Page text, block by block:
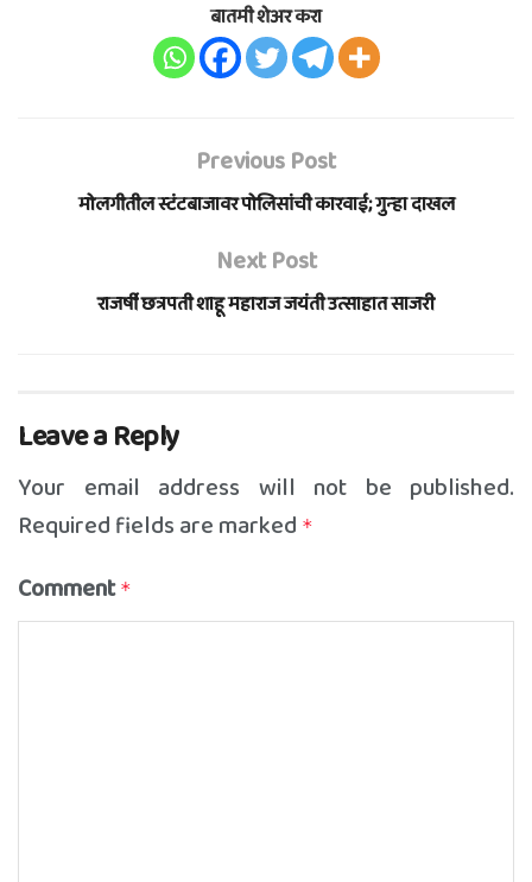
बातमी शेअर करा
Previous Post
मोलगीतील स्टंटबाजावर पोलिसांची कारवाई; गुन्हा दाखल
Next Post
राजर्षी छत्रपती शाहू महाराज जयंती उत्साहात साजरी
Leave a Reply
Your email address will not be published.
Required fields are marked *
Comment *